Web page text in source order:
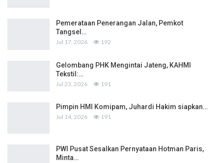
Pemerataan Penerangan Jalan, Pemkot
Tangsel…
Jul 17, 2026 192
Gelombang PHK Mengintai Jateng, KAHMI
Tekstil:…
Jul 23, 2026 191
Pimpin HMI Komipam, Juhardi Hakim siapkan…
Jul 14, 2026 191
PWI Pusat Sesalkan Pernyataan Hotman Paris,
Minta…